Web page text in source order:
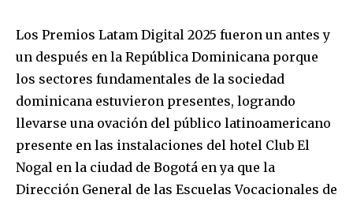
Los Premios Latam Digital 2025 fueron un antes y
un después en la República Dominicana porque
los sectores fundamentales de la sociedad
dominicana estuvieron presentes, logrando
llevarse una ovación del público latinoamericano
presente en las instalaciones del hotel Club El
Nogal en la ciudad de Bogotá en ya que la
Dirección General de las Escuelas Vocacionales de